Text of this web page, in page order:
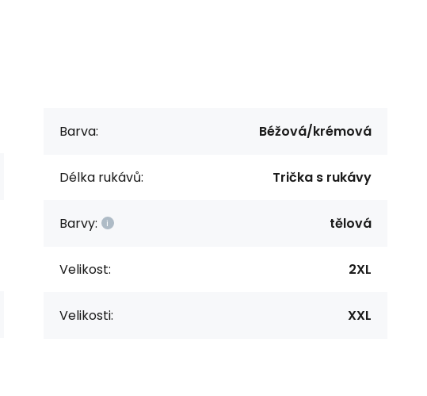
Barva: Béžová/krémová
Délka rukávů: Trička s rukávy
Barvy: tělová
Velikost: 2XL
Velikosti: XXL